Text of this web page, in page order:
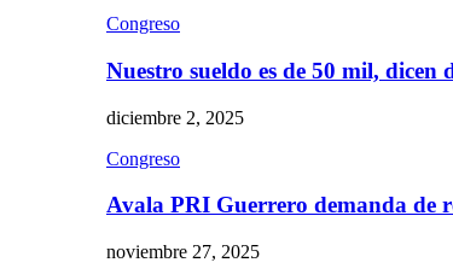
Congreso
Nuestro sueldo es de 50 mil,
diciembre 2, 2025
Congreso
Avala PRI Guerrero demanda de
noviembre 27, 2025